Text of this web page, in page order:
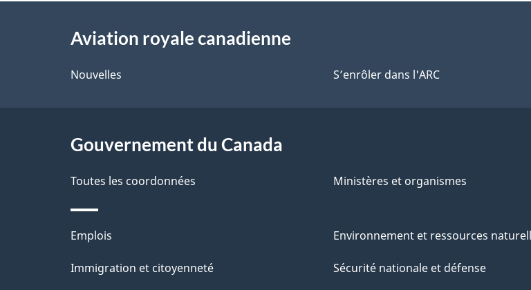
a
d
e
l
proposAviation royale canadienne
Nouvelles S’enrôler dans l'ARC
Gouvernement du Canada
Toutes les coordonnées Ministères et organismes
Thèmes
et
Emplois
Immigration et citoyenneté
Environnement et ressources
Sécurité nationale et défense